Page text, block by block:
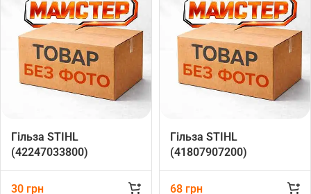
Гільза STIHL
(42247033800)
30 грн
Гільза STIHL
(41807907200)
68 грн